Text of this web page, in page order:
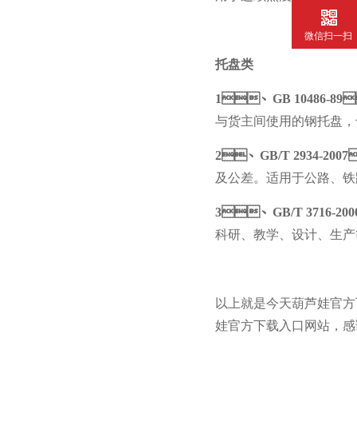
托盘类
1、 GB 10486-89
与货主间使用的钢托盘
2、 GB/T 2934-2007
及公差。适用于公路
3、 GB/T 3716-
科研、教学、设计、生
以上就是今天葫芦娃官方下
娃官方下载入口网站，感
微信扫一扫